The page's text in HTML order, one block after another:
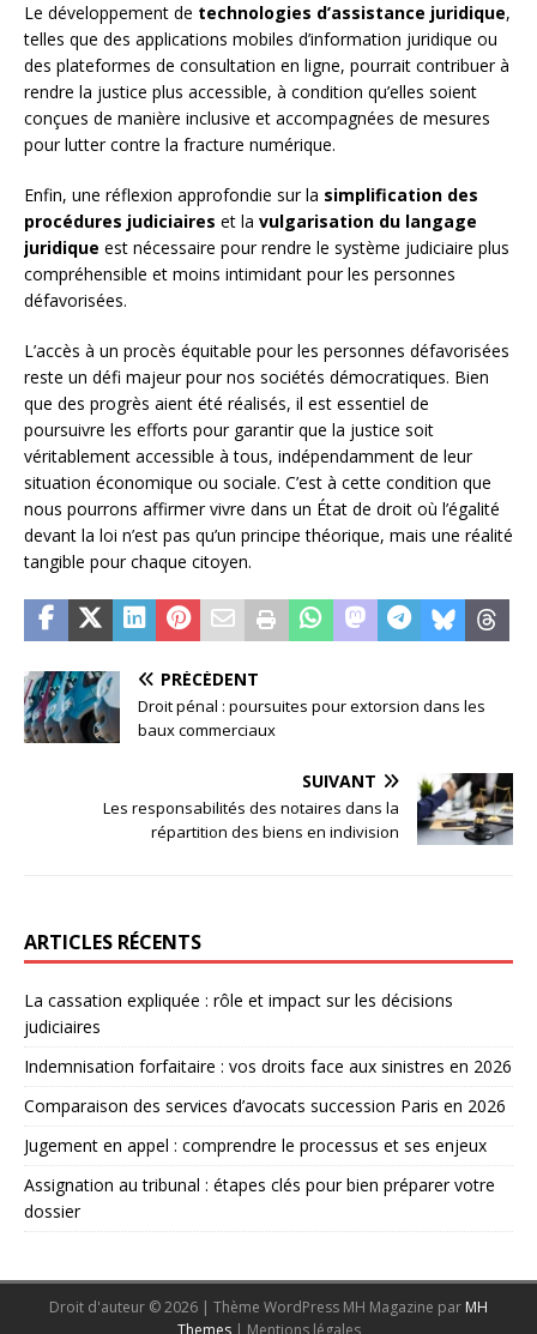
Le développement de technologies d’assistance juridique,
telles que des applications mobiles d’information juridique ou
des plateformes de consultation en ligne, pourrait contribuer à
rendre la justice plus accessible, à condition qu’elles soient
conçues de manière inclusive et accompagnées de mesures
pour lutter contre la fracture numérique.
Enfin, une réflexion approfondie sur la simplification des
procédures judiciaires et la vulgarisation du langage
juridique est nécessaire pour rendre le système judiciaire plus
compréhensible et moins intimidant pour les personnes
défavorisées.
L’accès à un procès équitable pour les personnes défavorisées
reste un défi majeur pour nos sociétés démocratiques. Bien
que des progrès aient été réalisés, il est essentiel de
poursuivre les efforts pour garantir que la justice soit
véritablement accessible à tous, indépendamment de leur
situation économique ou sociale. C’est à cette condition que
nous pourrons affirmer vivre dans un État de droit où l’égalité
devant la loi n’est pas qu’un principe théorique, mais une réalité
tangible pour chaque citoyen.
PRÉCÉDENT
Droit pénal : poursuites pour extorsion dans les
baux commerciaux
SUIVANT
Les responsabilités des notaires dans la
répartition des biens en indivision
ARTICLES RÉCENTS
La cassation expliquée : rôle et impact sur les décisions
judiciaires
Indemnisation forfaitaire : vos droits face aux sinistres en 2026
Comparaison des services d’avocats succession Paris en 2026
Jugement en appel : comprendre le processus et ses enjeux
Assignation au tribunal : étapes clés pour bien préparer votre
dossier
Droit d'auteur © 2026 | Thème WordPress MH Magazine par MH